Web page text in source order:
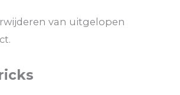
van uitgelopen